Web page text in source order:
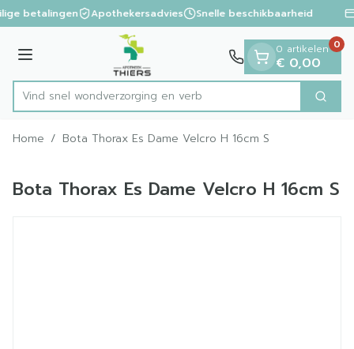
Ga naar de inhoud
1 van 1
betalingen Apothekersadvies Snelle beschikbaarheid
Menu
Product, merk, categorie...
Vind snel wondverzorging Zoek
0 artikelen
€ 0,00
0
Home / Bota Thorax Es Dame Velcro H 16cm S
Bota Thorax Es Dame Velcro H 16cm S